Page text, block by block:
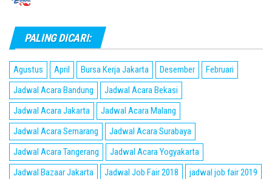
PALING DICARI:
Agustus April Bursa Kerja Jakarta Desember
Februari
Jadwal Acara Bandung
Jadwal Acara Bekasi
Jadwal Acara Jakarta
Jadwal Acara Malang
Jadwal Acara Semarang
Jadwal Acara Surabaya
Jadwal Acara Tangerang
Jadwal Acara Yogyakarta
Jadwal Bazaar Jakarta
Jadwal Job Fair 2018
jadwal job fair 2019